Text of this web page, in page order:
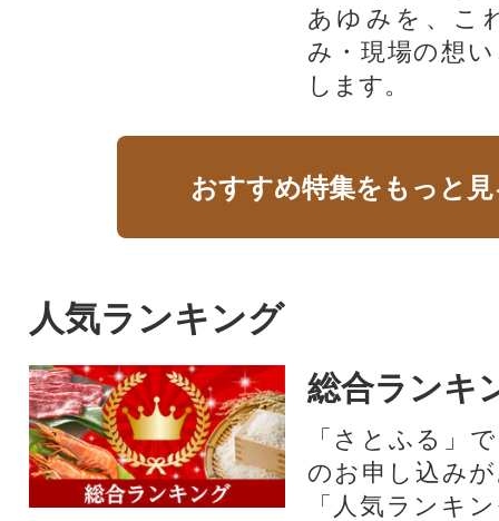
あゆみを、こ
み・現場の想
します。
おすすめ特集をもっと
人気ランキング
総合ランキ
「さとふる」
のお申し込み
「人気ランキ